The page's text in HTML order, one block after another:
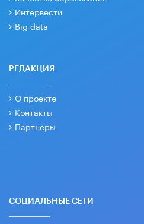
Интервести
Big data
РЕДАКЦИЯ
О проекте
Контакты
Партнеры
СОЦИАЛЬНЫЕ СЕТИ